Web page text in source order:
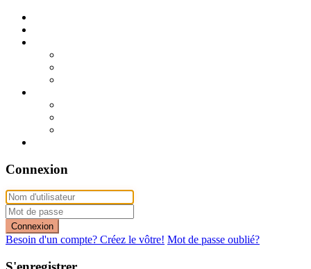
Connexion
Connexion
Besoin d'un compte? Créez le vôtre! Mot de passe oublié?